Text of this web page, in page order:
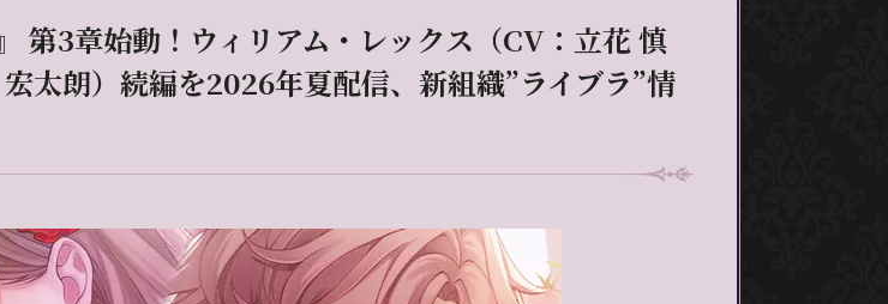
第3章始動！ウィリアム・レックス（CV：立花 慎
太朗）続編を2026年夏配信、新組織”ライブラ”情